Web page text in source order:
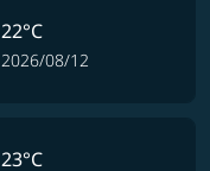
22°C
2026/08/12
23°C